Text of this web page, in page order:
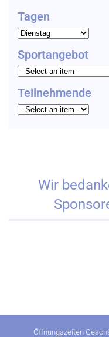
Tagen
Sportangebot
Teilnehmende
Wir
Öffnungszeiten